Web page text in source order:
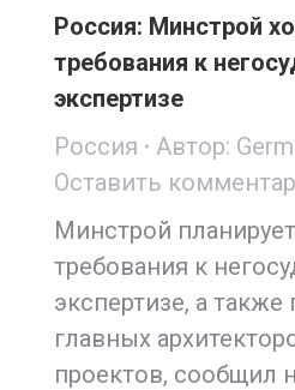
Россия: Минстрой
требования к
экспертизе
Россия
Автор:
Оставить
Минстрой
требования к
экспертизе, а
главных
проектов, сообщил